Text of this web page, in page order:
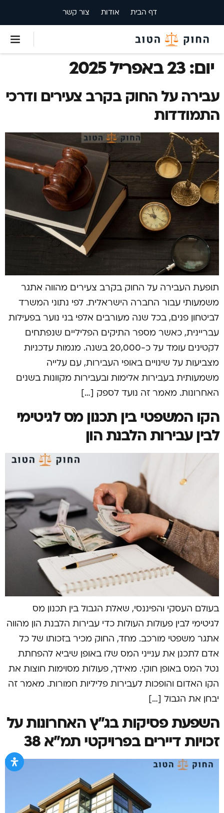
דף הבית אודות צור קשר
יום:23 באפריל 2025
עבירה על החוק בקרב צעירים ודרכי
התמודדות
תופעת העבירה על החוק בקרב צעירים מהווה אתגר
משמעותי עבור החברה הישראלית. לפי נתוני המשרד
לביטחון פנים, בכל שנה מעורבים אלפי בני נוער בפעילות
עבריינית, כאשר מספר התיקים הפליליים שנפתחים
לקטינים עומד על כ-20,000 בשנה. מגמות עדכניות
מצביעות על שינויים באופי העבירות, עם עלייה
משמעותית בעבירות אלימות ובעבירות מקוונות בשנים
האחרונות. מאמר זה נועד לספק […]
הקו המשפטי בין תכנון מס לגיטימי
לבין עבירות הלבנת הון
בעולם העסקי והפיננסי, שאלת הגבול בין תכנון מס
לגיטימי לבין פעולות העולות כדי עבירות הלבנת הון מהווה
אתגר משפטי מורכב. מחד, החוק מכיר בזכותו של כל
אדם לתכנן את ענייני המס שלו באופן שיביא להפחתת
נטל המס באופן חוקי. מאידך, פעולות מסוימות חוצות את
הקו האדום והופכות לעבירות פליליות חמורות. מאמר זה
יבחן את הגבול […]
השפעת פסיקות בג”ץ האחרונות על
זכויות דיירים בפרויקטי תמ”א 38